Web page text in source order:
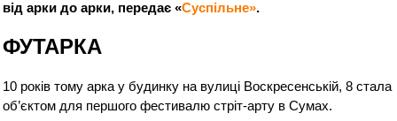
від арки до арки, передає «Суспільне».
ФУТАРКА
10 років тому арка у будинку на вулиці Воскресенській, 8 стала
об’єктом для першого фестивалюстріт-арту в Сумах.